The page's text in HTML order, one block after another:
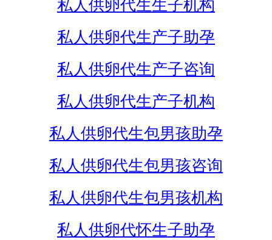
私人供卵代生生子机构
私人供卵代生产子助孕
私人供卵代生产子咨询
私人供卵代生产子机构
私人供卵代生包男孩助孕
私人供卵代生包男孩咨询
私人供卵代生包男孩机构
私人供卵代怀生子助孕